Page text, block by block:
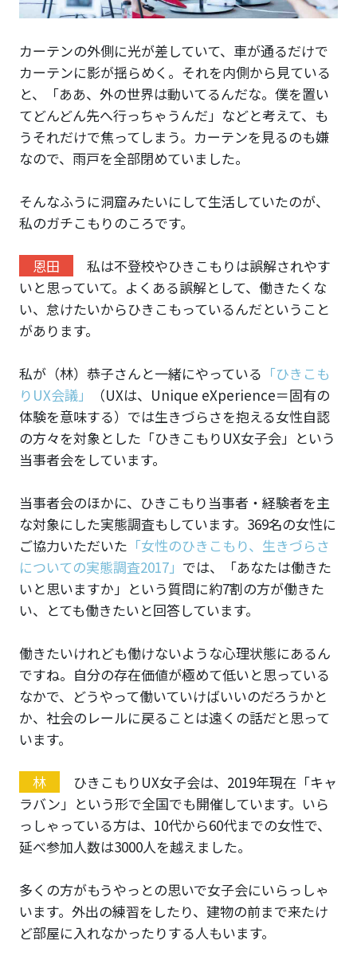
カーテンの外側に光が差していて、車が通るだけで
カーテンに影が揺らめく。それを内側から見ている
と、「ああ、外の世界は動いてるんだな。僕を置い
てどんどん先へ行っちゃうんだ」などと考えて、も
うそれだけで焦ってしまう。カーテンを見るのも嫌
なので、雨戸を全部閉めていました。
そんなふうに洞窟みたいにして生活していたのが、
私のガチこもりのころです。
恩田
私は不登校やひきこもりは誤解されやす
いと思っていて。よくある誤解として、働きたくな
い、怠けたいからひきこもっているんだということ
があります。
私が（林）恭子さんと一緒にやっている 「ひきこも
りUX会議」
（UXは、Unique eXperience＝固有の
体験を意味する）では生きづらさを抱える女性自認
の方々を対象とした「ひきこもりUX女子会」という
当事者会をしています。
当事者会のほかに、ひきこもり当事者・経験者を主
な対象にした実態調査もしています。369名の女性に
ご協力いただいた 「女性のひきこもり、生きづらさ
についての実態調査2017」 では、「あなたは働きた
いと思いますか」という質問に約7割の方が働きた
い、とても働きたいと回答しています。
働きたいけれども働けないような心理状態にあるん
ですね。自分の存在価値が極めて低いと思っている
なかで、どうやって働いていけばいいのだろうかと
か、社会のレールに戻ることは遠くの話だと思って
います。
林
ひきこもりUX女子会は、2019年現在「キャ
ラバン」という形で全国でも開催しています。いら
っしゃっている方は、10代から60代までの女性で、
延べ参加人数は3000人を越えました。
多くの方がもうやっとの思いで女子会にいらっしゃ
います。外出の練習をしたり、建物の前まで来たけ
ど部屋に入れなかったりする人もいます。